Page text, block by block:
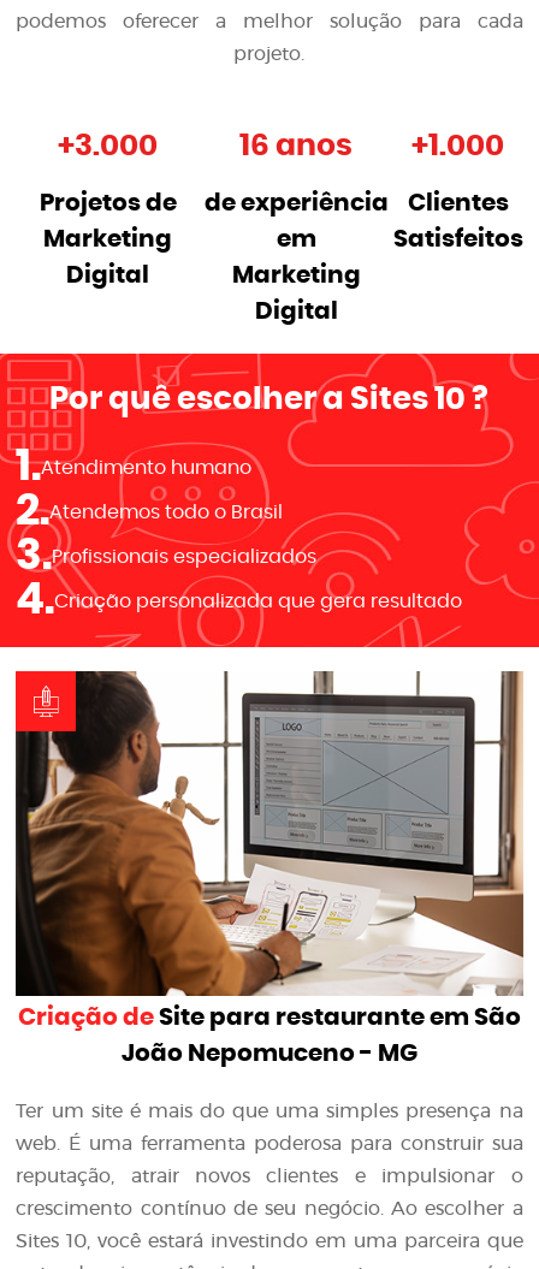
podemos oferecer a melhor solução para cada
projeto.
+3.000
Projetos de
Marketing
Digital
16 anos
de experiência
em
Marketing
Digital
+1.000
Clientes
Satisfeitos
Por quê escolher a Sites 10 ?
1.Atendimento humano
2.Atendemos todo o Brasil
3.Profissionais especializados
4.Criação personalizada que gera resultado
Criação deSite para restaurante em São
João Nepomuceno - MG
Ter um site é mais do que uma simples presença na
web. É uma ferramenta poderosa para construir sua
reputação, atrair novos clientes e impulsionar o
crescimento contínuo de seu negócio. Ao escolher a
Sites 10, você estará investindo em uma parceira que